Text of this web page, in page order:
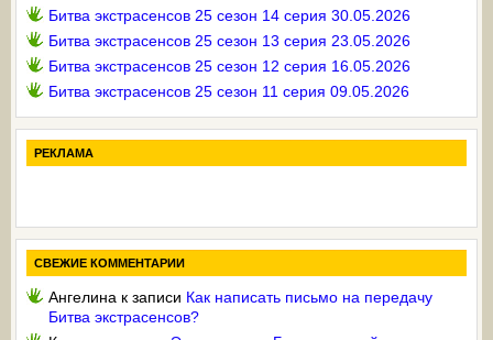
Битва экстрасенсов 25 сезон 14 серия 30.05.2026
Битва экстрасенсов 25 сезон 13 серия 23.05.2026
Битва экстрасенсов 25 сезон 12 серия 16.05.2026
Битва экстрасенсов 25 сезон 11 серия 09.05.2026
РЕКЛАМА
СВЕЖИЕ КОММЕНТАРИИ
Ангелина к записи Как написать письмо на передачу
Битва экстрасенсов?